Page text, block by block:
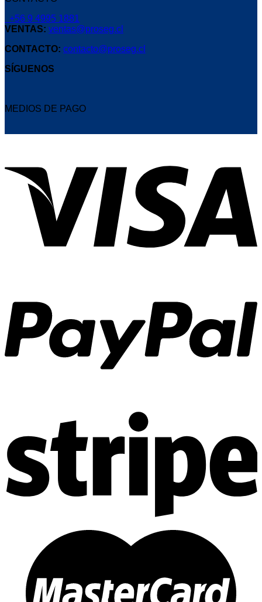
+56 9 4995 1881
VENTAS: ventas@proseg.cl
CONTACTO: contacto@proseg.cl
SÍGUENOS
MEDIOS DE PAGO